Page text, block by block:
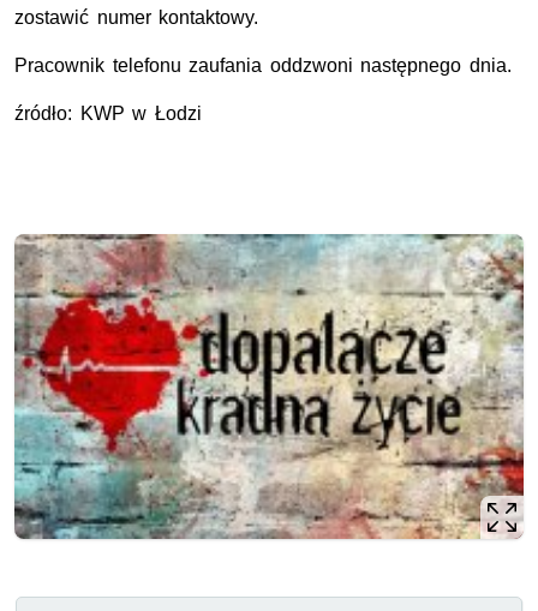
zostawić numer kontaktowy.
Pracownik telefonu zaufania oddzwoni następnego dnia.
źródło: KWP w Łodzi